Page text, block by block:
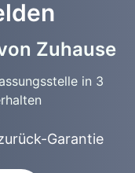
Zuhause
in 3
Garantie